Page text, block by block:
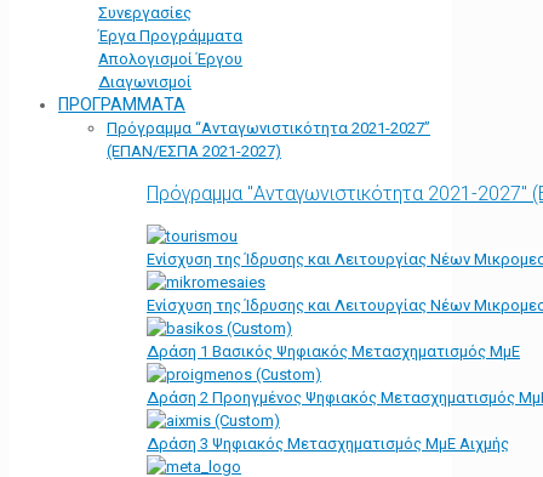
Συνεργασίες
Έργα Προγράμματα
Απολογισμοί Έργου
Διαγωνισμοί
ΠΡΟΓΡΑΜΜΑΤΑ
Πρόγραμμα “Ανταγωνιστικότητα 2021-2027”
(ΕΠΑΝ/ΕΣΠΑ 2021-2027)
Πρόγραμμα "Ανταγωνιστικότητα 2021-
Ενίσχυση της Ίδρυσης και Λειτουργίας Νέων
Ενίσχυση της Ίδρυσης και Λειτουργίας Νέων
Δράση 1 Βασικός Ψηφιακός Μετασχηματισμός ΜμΕ
Δράση 2 Προηγμένος Ψηφιακός Μετασχηματισμός
Δράση 3 Ψηφιακός Μετασχηματισμός ΜμΕ Αιχμής